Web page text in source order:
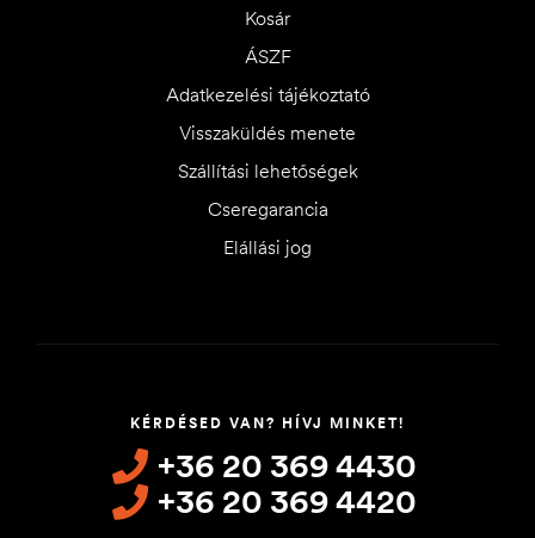
Kosár
ÁSZF
Adatkezelési tájékoztató
Visszaküldés menete
Szállítási lehetőségek
Cseregarancia
Elállási jog
KÉRDÉSED VAN? HÍVJ MINKET!
+36 20 369 4430
+36 20 369 4420